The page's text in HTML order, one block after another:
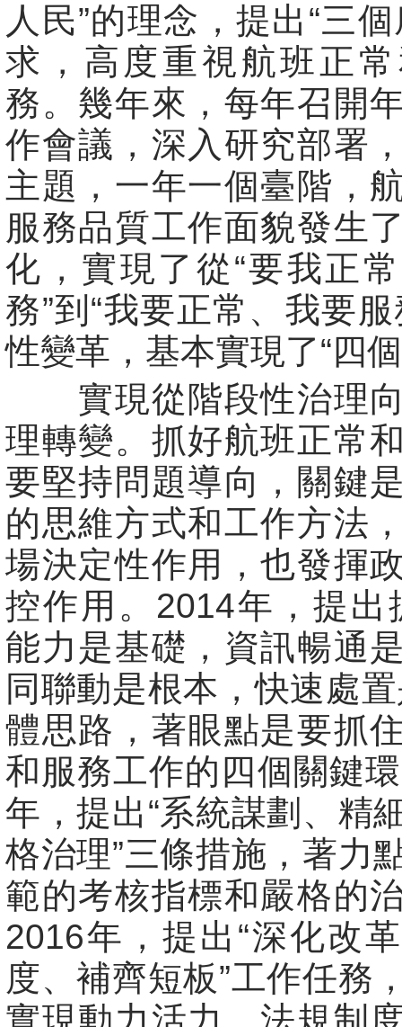
人民”的理念，提出“三
求，高度重視航班正
務。幾年來，每年召開
作會議，深入研究部署
主題，一年一個臺階，
服務品質工作面貌發生
化，實現了從“要我正
務”到“我要正常、我要
性變革，基本實現了“四
實現從階段性治理向
理轉變。抓好航班正常
要堅持問題導向，關鍵
的思維方式和工作方法
場決定性作用，也發揮
控作用。2014年，提出
能力是基礎，資訊暢通
同聯動是根本，快速處
體思路，著眼點是要抓
和服務工作的四個關鍵
年，提出“系統謀劃、精
格治理”三條措施，著力
範的考核指標和嚴格的
2016年，提出“深化改
度、補齊短板”工作任務
實現動力活力、法規制